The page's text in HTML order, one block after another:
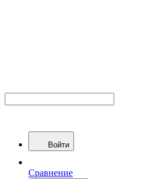
Войти
Сравнение